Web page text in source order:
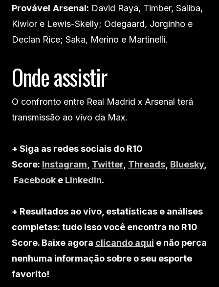
Provável Arsenal: David Raya, Timber, Saliba,
Kiwior e Lewis-Skelly; Odegaard, Jorginho e
Declan Rice; Saka, Merino e Martinelli.
Onde assistir
O confronto entre Real Madrid x Arsenal terá
transmissão ao vivo da Max.
+ Siga as redes sociais do R10
Score: Instagram Twitter Threads Bluesky,
Facebook e Linkedin.
+ Resultados ao vivo, estatísticas e análises
completas: tudo isso você encontra no R10
Score. Baixe agora clicando aqui e não perca
nenhuma informação sobre o seu esporte
favorito!